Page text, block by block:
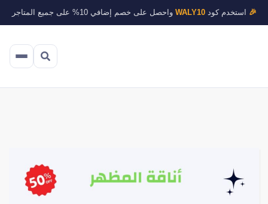
🎉 استخدم كودWALY10 واحصل على خصم إضافي 10% على جميع المتاجر